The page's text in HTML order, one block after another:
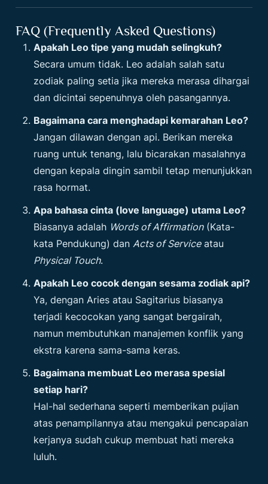
FAQ (Frequently Asked Questions)
Apakah Leo tipe yang mudah selingkuh?
Secara umum tidak. Leo adalah salah satu
zodiak paling setia jika mereka merasa dihargai
dan dicintai sepenuhnya oleh pasangannya.
Bagaimana cara menghadapi kemarahan Leo?
Jangan dilawan dengan api. Berikan mereka
ruang untuk tenang, lalu bicarakan masalahnya
dengan kepala dingin sambil tetap menunjukkan
rasa hormat.
Apa bahasa cinta (love language) utama Leo?
Biasanya adalah Words of Affirmation(Kata-
kata Pendukung) dan Acts of Serviceatau
Physical Touch.
Apakah Leo cocok dengan sesama zodiak api?
Ya, dengan Aries atau Sagitarius biasanya
terjadi kecocokan yang sangat bergairah,
namun membutuhkan manajemen konflik yang
ekstra karena sama-sama keras.
Bagaimana membuat Leo merasa spesial
setiap hari?
Hal-hal sederhana seperti memberikan pujian
atas penampilannya atau mengakui pencapaian
kerjanya sudah cukup membuat hati mereka
luluh.